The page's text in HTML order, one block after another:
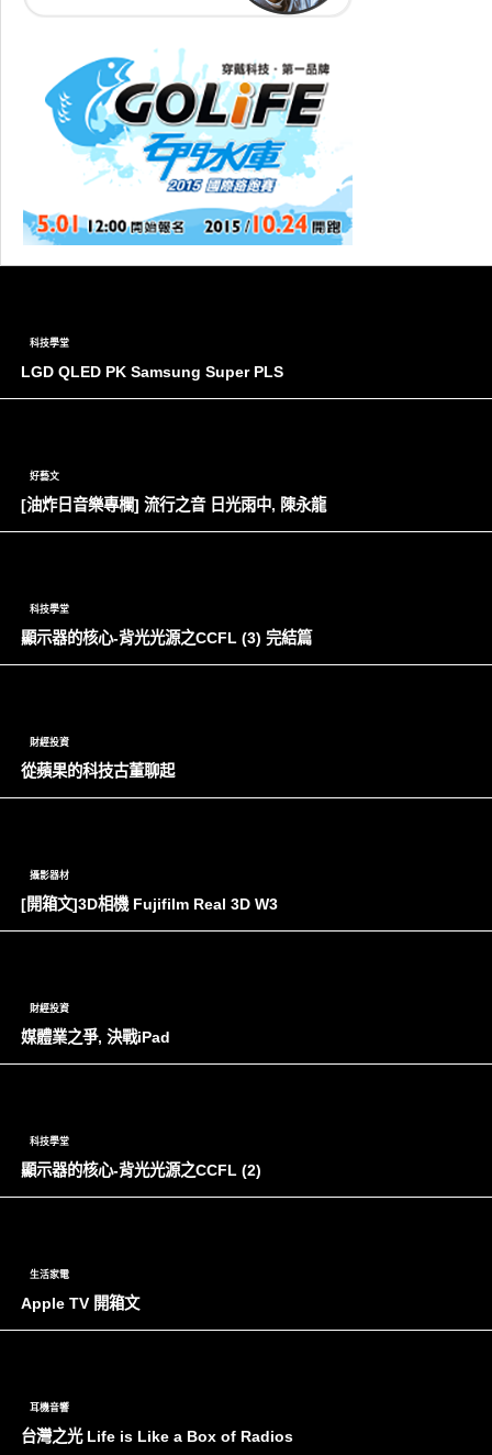
科技學堂
LGD QLED PK Samsung Super PLS
好藝文
[油炸日音樂專欄] 流行之音 日光雨中, 陳永龍
科技學堂
顯示器的核心-背光光源之CCFL (3) 完結篇
財經投資
從蘋果的科技古董聊起
攝影器材
[開箱文]3D相機 Fujifilm Real 3D W3
財經投資
媒體業之爭, 決戰iPad
科技學堂
顯示器的核心-背光光源之CCFL (2)
生活家電
Apple TV 開箱文
耳機音響
台灣之光 Life is Like a Box of Radios